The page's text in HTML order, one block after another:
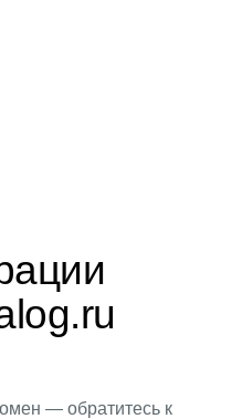
— обратитесь к